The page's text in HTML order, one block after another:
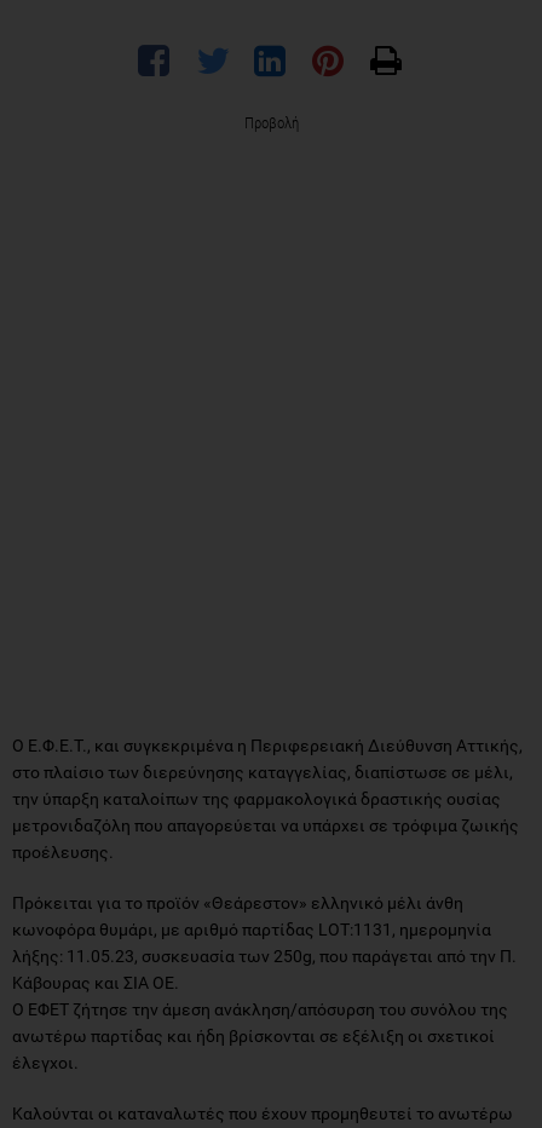
Προβολή
Ο Ε.Φ.Ε.Τ., και συγκεκριμένα η Περιφερειακή Διεύθυνση Αττικής,
στο πλαίσιο των διερεύνησης καταγγελίας, διαπίστωσε σε μέλι,
την ύπαρξη καταλοίπων της φαρμακολογικά δραστικής ουσίας
μετρονιδαζόλη που απαγορεύεται να υπάρχει σε τρόφιμα ζωικής
προέλευσης.
Πρόκειται για το προϊόν «Θεάρεστον» ελληνικό μέλι άνθη
κωνοφόρα θυμάρι, με αριθμό παρτίδας LOT:1131, ημερομηνία
λήξης: 11.05.23, συσκευασία των 250g, που παράγεται από την Π.
Κάβουρας και ΣΙΑ ΟΕ.
Ο ΕΦΕΤ ζήτησε την άμεση ανάκληση/απόσυρση του συνόλου της
ανωτέρω παρτίδας και ήδη βρίσκονται σε εξέλιξη οι σχετικοί
έλεγχοι.
Καλούνται οι καταναλωτές που έχουν προμηθευτεί το ανωτέρω